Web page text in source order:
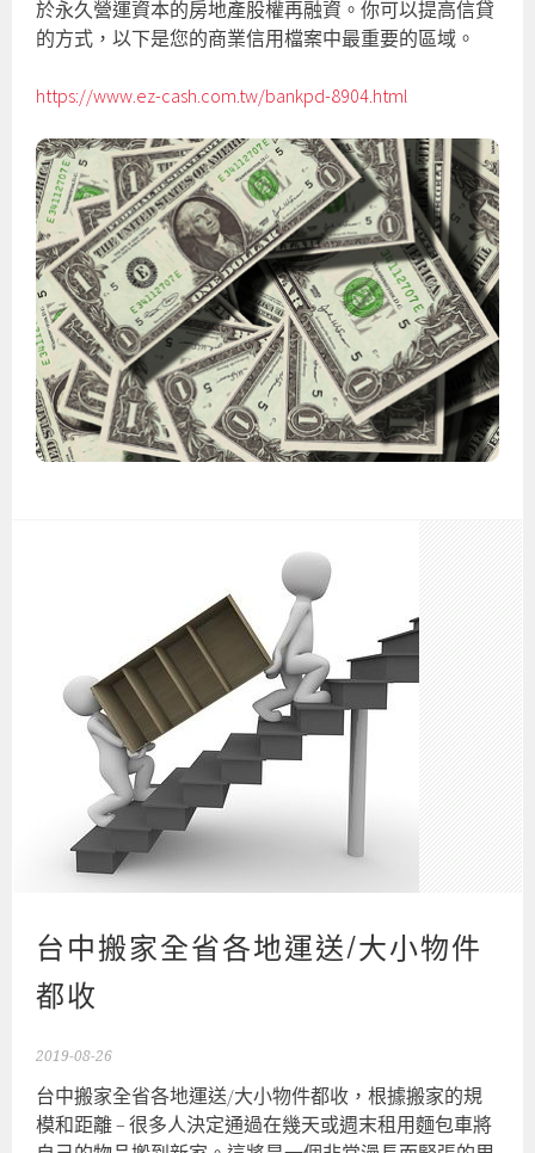
於永久營運資本的房地產股權再融資。你可以提高信貸
的方式，以下是您的商業信用檔案中最重要的區域。
https://www.ez-cash.com.tw/bankpd-8904.html
台中搬家全省各地運送/大小物件
都收
2019-08-26
台中搬家全省各地運送/大小物件都收，根據搬家的規
模和距離 – 很多人決定通過在幾天或週末租用麵包車將